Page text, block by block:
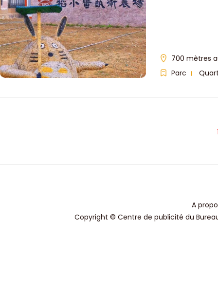
700 mètres
Parc
A
Copyright © Centre de publicité du